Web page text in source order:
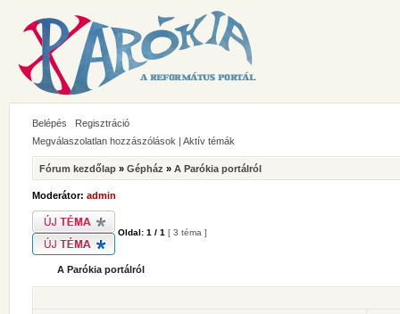
Belépés
Regisztráció
Megválaszolatlan hozzászólások | Aktív témák
Fórum kezdőlap » Gépház » A Parókia portálról
Moderátor: admin
Oldal: 1 / 1 [ 3 téma ]
A Parókia portálról